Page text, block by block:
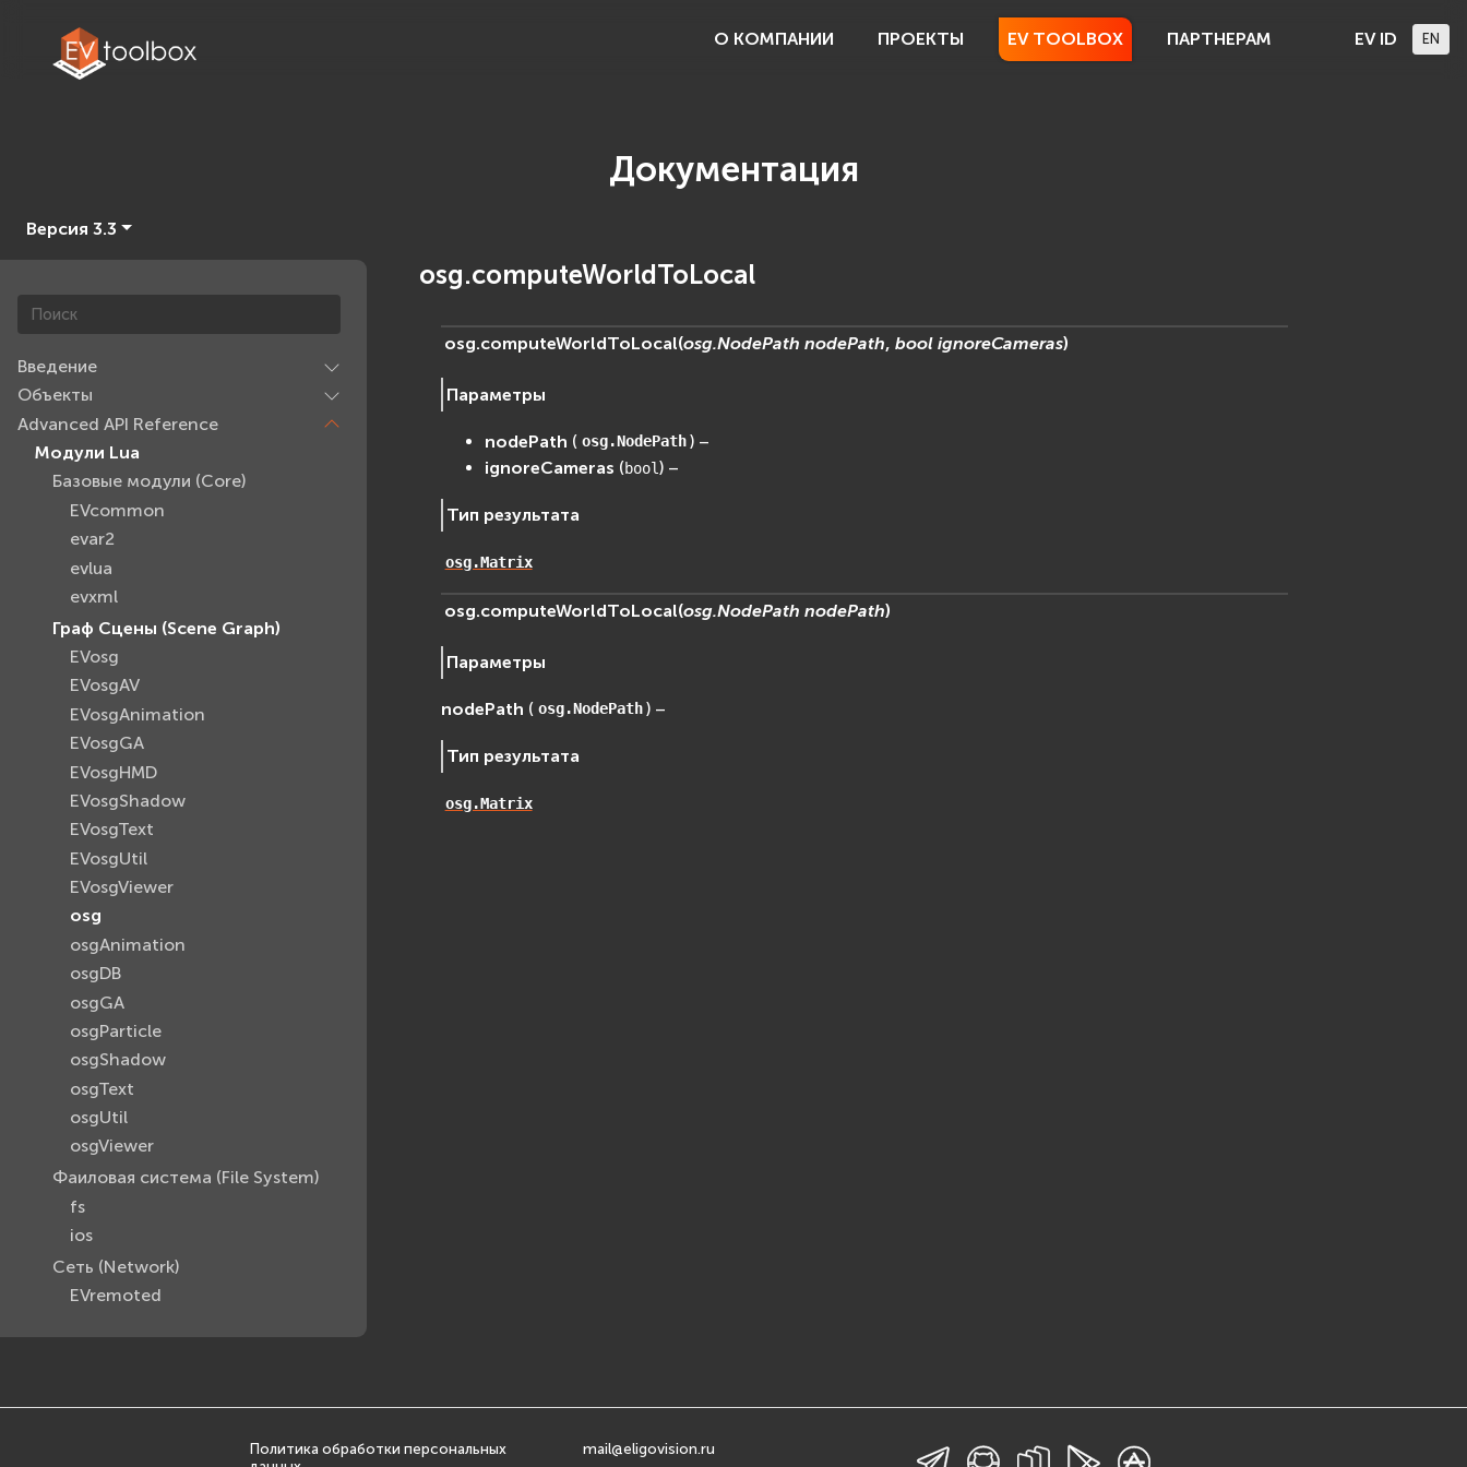
О КОМПАНИИ ПРОЕКТЫ EV TOOLBOX ПАРТНЕРАМ EV ID EN
Документация
Версия 3.3
Введение
Объекты
Advanced API Reference
Модули Lua
Базовые модули (Core)
EVcommon
evar2
evlua
evxml
Граф Сцены (Scene Graph)
EVosg
EVosgAV
EVosgAnimation
EVosgGA
EVosgHMD
EVosgShadow
EVosgText
EVosgUtil
EVosgViewer
osg
osgAnimation
osgDB
osgGA
osgParticle
osgShadow
osgText
osgUtil
osgViewer
Фаиловая система (File System)
fs
ios
Сеть (Network)
EVremoted
osg.computeWorldToLocal
osg.computeWorldToLocal(osg.NodePath nodePath,bool ignoreCameras)
Параметры
nodePath ( osg.NodePath ) –
ignoreCameras (bool) –
Тип результата
osg.Matrix
osg.computeWorldToLocal(osg.NodePath nodePath)
Параметры
nodePath ( osg.NodePath ) –
Тип результата
osg.Matrix
Политика обработки персональных
mail@eligovision.ru